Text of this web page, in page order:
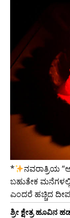
*‌
ನವರಾತ್ರಿಯ
ಬಹುತೇಕ
ಎಂದರೆ ಹಚ್ಚಿದ ದೀಪ
ಶ್ರೀ ಕ್ಷೇತ್ರ ಹೂವಿನ